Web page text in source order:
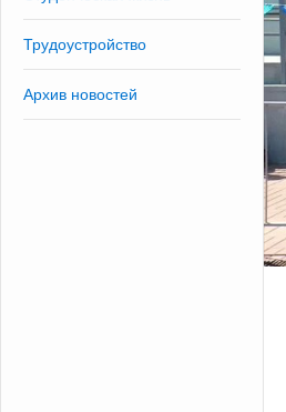
Трудоустройство
Архив новостей